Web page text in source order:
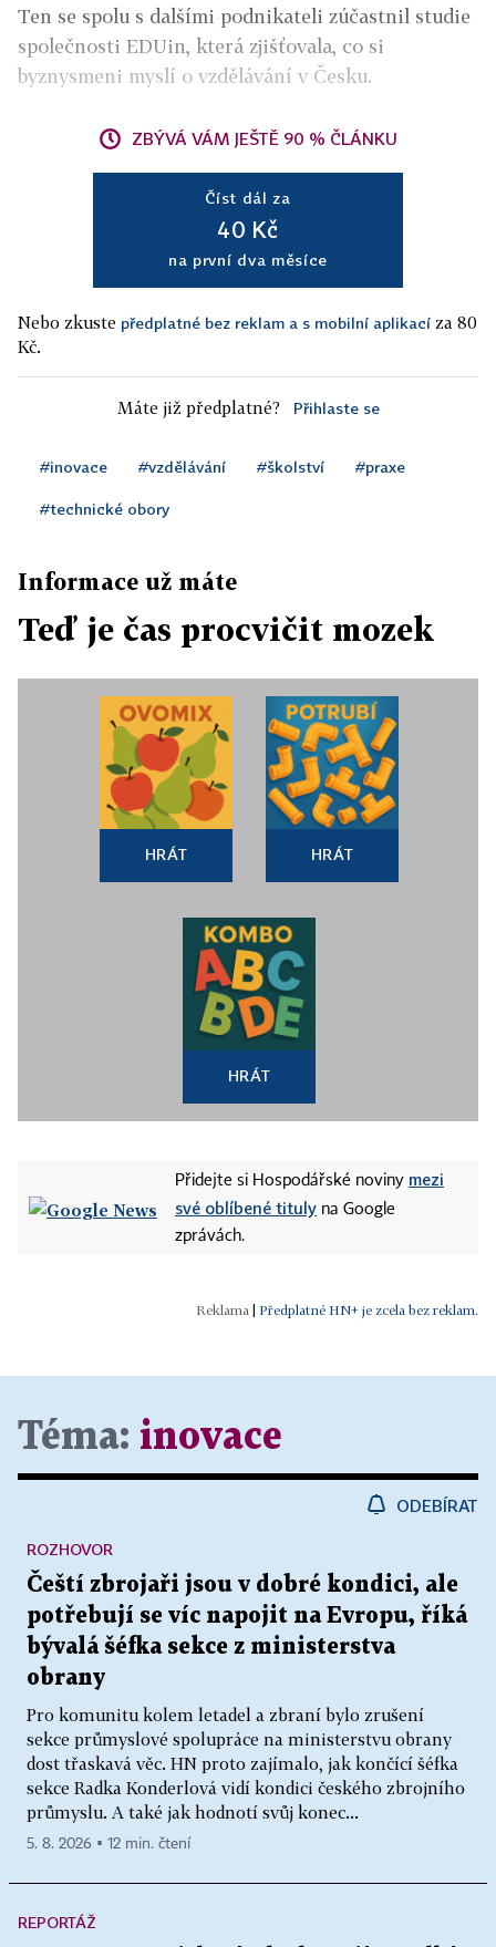
Ten se spolu s dalšími podnikateli zúčastnil studie
společnosti EDUin, která zjišťovala, co si
byznysmeni myslí o vzdělávání v Česku.
ZBÝVÁ VÁM JEŠTĚ 90 % ČLÁNKU
Číst dál za
40 Kč
na první dva měsíce
Nebo zkuste předplatné bez reklam a s mobilní aplikací za 80
Kč.
Máte již předplatné? Přihlaste se
#inovace #vzdělávání #školství #praxe
#technické obory
Informace už máte
Teď je čas procvičit mozek
HRÁT HRÁT
HRÁT
Přidejte si Hospodářské noviny mezi
své oblíbené tituly na Google
zprávách.
Předplatné HN+ je zcela bez reklam.
Téma: inovace
ODEBÍRAT
Čeští zbrojaři jsou v dobré kondici, ale
potřebují se víc napojit na Evropu, říká
bývalá šéfka sekce z ministerstva
obrany
Pro komunitu kolem letadel a zbraní bylo zrušení
sekce průmyslové spolupráce na ministerstvu obrany
dost třaskavá věc. HN proto zajímalo, jak končící šéfka
sekce Radka Konderlová vidí kondici českého zbrojního
průmyslu. A také jak hodnotí svůj konec...
ROZHOVOR
5. 8. 2026 ▪ 12 min. čtení
REPORTÁŽ